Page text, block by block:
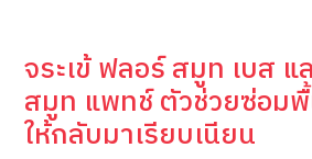
จระเข้ ฟลอร์ สมูท เบส แ
สมูท แพทช์ ตัวช่วยซ่อม
ให้กลับมาเรียบเนียน